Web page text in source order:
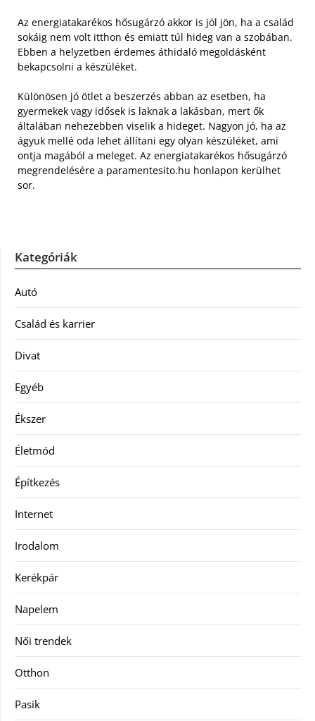
Az energiatakarékos hősugárzó akkor is jól jön, ha a család
sokáig nem volt itthon és emiatt túl hideg van a szobában.
Ebben a helyzetben érdemes áthidaló megoldásként
bekapcsolni a készüléket.
Különösen jó ötlet a beszerzés abban az esetben, ha
gyermekek vagy idősek is laknak a lakásban, mert ők
általában nehezebben viselik a hideget. Nagyon jó, ha az
ágyuk mellé oda lehet állítani egy olyan készüléket, ami
ontja magából a meleget. Az energiatakarékos hősugárzó
megrendelésére a paramentesito.hu honlapon kerülhet
sor.
Kategóriák
Autó
Család és karrier
Divat
Egyéb
Ékszer
Életmód
Építkezés
Internet
Irodalom
Kerékpár
Napelem
Női trendek
Otthon
Pasik